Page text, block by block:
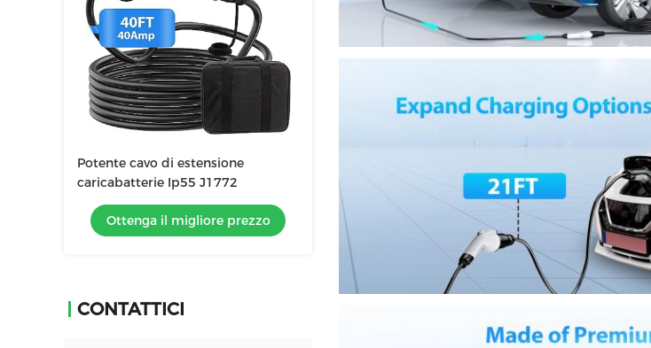
Potente cavo di estensione
caricabatterie Ip55 J1772
Ottenga il migliore prezzo
CONTATTICI